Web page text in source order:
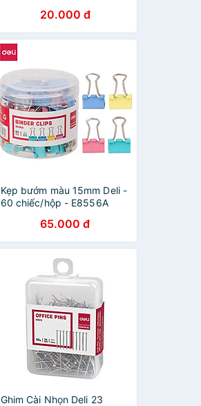
20.000 đ
Kẹp bướm màu 15mm Deli -
60 chiếc/hộp - E8556A
65.000 đ
Ghim Cài Nhọn Deli 23